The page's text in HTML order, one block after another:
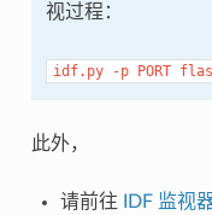
视过程：
idf.py -p PORT
此外，
请前往 IDF 监视